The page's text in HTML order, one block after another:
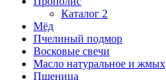
Каталог 2
Мёд
Пчелиный подмор
Восковые свечи
Масло натуральное и жмых
Пшеница